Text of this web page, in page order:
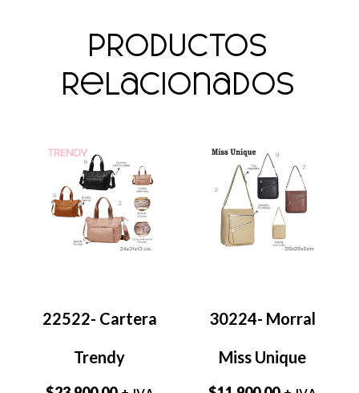
Productos
relacionados
22522- Cartera
Trendy
30224- Morral
Miss Unique